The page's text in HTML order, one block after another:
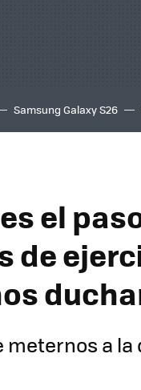
Samsung Galaxy S26
el
meternos a